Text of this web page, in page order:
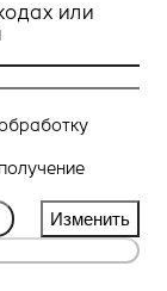
или
Изменить